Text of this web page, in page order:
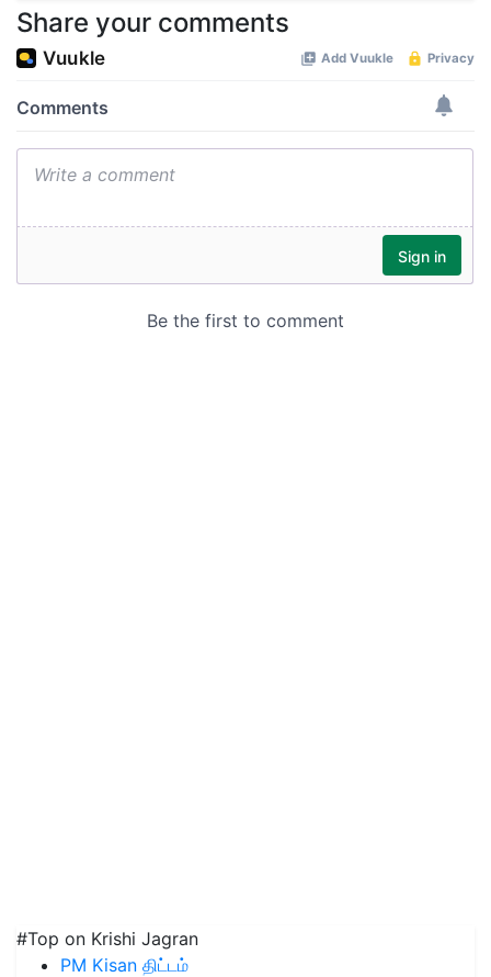
Share your comments
#Top on Krishi Jagran
PM Kisan திட்டம்